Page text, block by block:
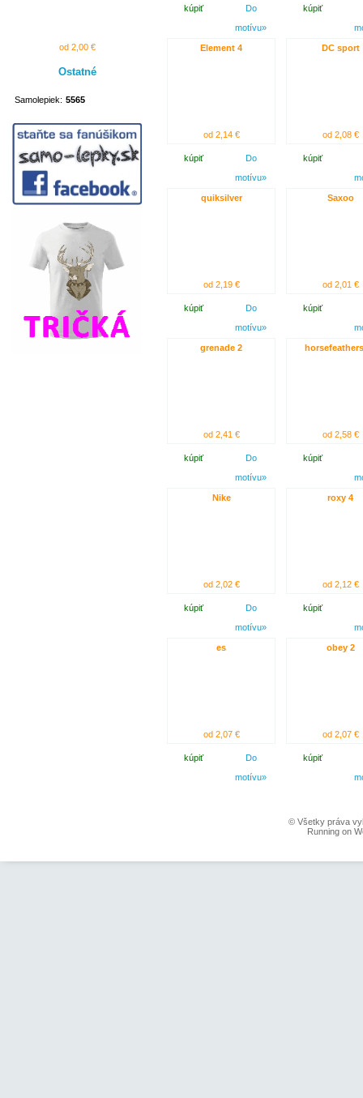
od 2,00 €
Ostatné
Samolepiek: 5565
kúpiť
Do
motívu»
kúpiť
Element 4
od 2,14 €
kúpiť
Do
motívu»
DC sport
od 2,08 €
kúpiť
quiksilver
od 2,19 €
kúpiť
Do
motívu»
Saxoo
od 2,01 €
kúpiť
grenade 2
od 2,41 €
kúpiť
Do
motívu»
od 2,58 €
kúpiť
Nike
od 2,02 €
kúpiť
Do
motívu»
roxy 4
od 2,12 €
kúpiť
es
od 2,07 €
kúpiť
Do
motívu»
obey 2
od 2,07 €
kúpiť
© Všetky práva
Running on